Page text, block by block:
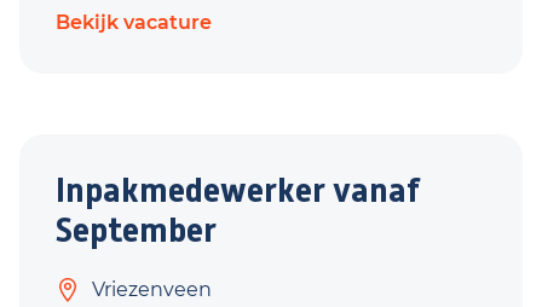
Bekijk vacature
Inpakmedewerker vanaf
September
Vriezenveen